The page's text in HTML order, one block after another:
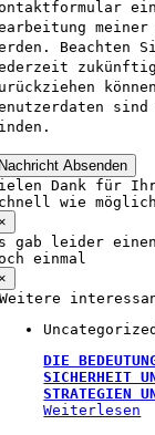
Beachten
zukünftig
Absenden
Dank für
wie
gab leider
einmal
Weitere
Uncategorized
DIE
SICHERHEIT
STRATEGIEN
Weiterlesen